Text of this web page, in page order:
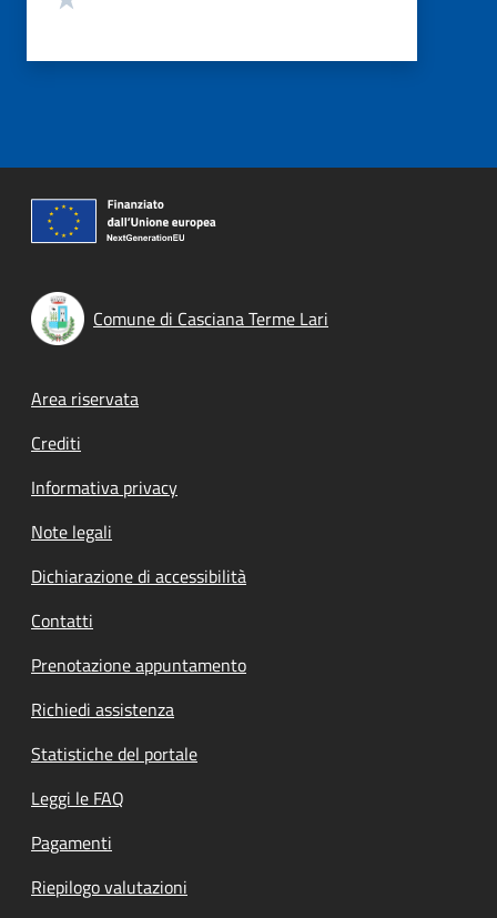
Comune di Casciana Terme Lari
Footer menu
Area riservata
Crediti
Informativa privacy
Note legali
Dichiarazione di accessibilità
Contatti
Prenotazione appuntamento
Richiedi assistenza
Statistiche del portale
Leggi le FAQ
Pagamenti
Riepilogo valutazioni